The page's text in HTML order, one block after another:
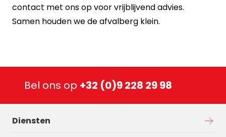
contact met ons opvoor vrijblijvend advies.
Samen houden we de afvalberg klein.
Bel ons op +32 (0)9 228 29 98
Diensten